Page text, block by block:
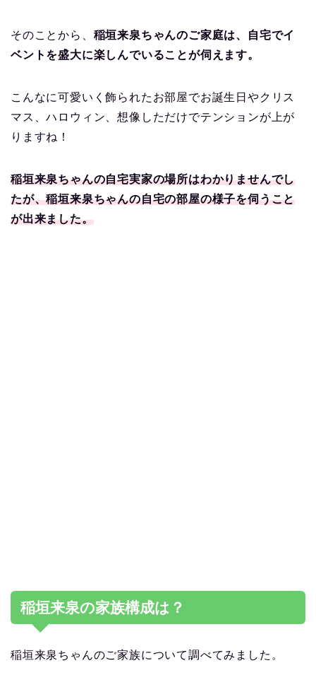
そのことから、 稲垣来泉ちゃんのご家庭は、
自宅でイ
ベントを盛大に楽しんでいることが伺えます。
こんなに可愛いく飾られたお部屋でお誕生日やクリス
マス、ハロウィン、想像しただけでテンションが上が
りますね！
稲垣来泉ちゃんの自宅実家の場所はわかりませんでし
たが、稲垣来泉ちゃんの自宅の部屋の様子を伺うこと
が出来ました。
稲垣来泉の家族構成は？
稲垣来泉ちゃんのご家族について調べてみました。